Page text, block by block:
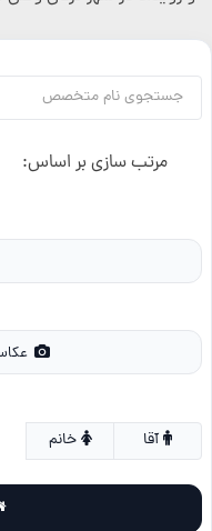
مرتب سازی بر اساس:
خانم